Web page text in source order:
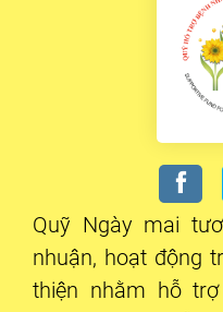
Quỹ Ngày mai
nhuận, hoạt động
thiện nhằm hỗ